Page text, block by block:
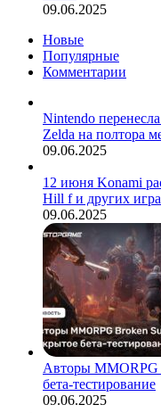
09.06.2025
Новые
Популярные
Комментарии
Nintendo
Zelda на полтора
09.06.2025
12 июня Konami
Hill f и других
09.06.2025
Авторы MMORPG
бета-тестирование
09.06.2025